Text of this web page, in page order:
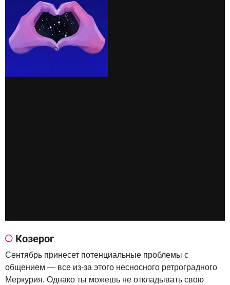
Козерог
Сентябрь принесет потенциальные проблемы с
общением — все из-за этого несносного ретроградного
Меркурия. Однако ты можешь не откладывать свою